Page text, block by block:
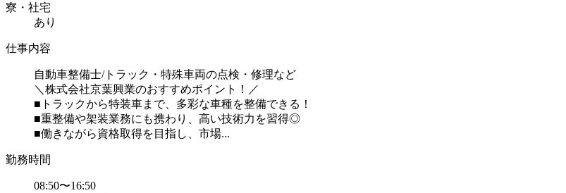
寮・社宅
あり
仕事内容
自動車整備士/トラック・特殊車両の点検・修理など
＼株式会社京葉興業のおすすめポイント！／
■トラックから特装車まで、多彩な車種を整備できる！
■重整備や架装業務にも携わり、高い技術力を習得◎
■働きながら資格取得を目指し、市場...
勤務時間
08:50〜16:50